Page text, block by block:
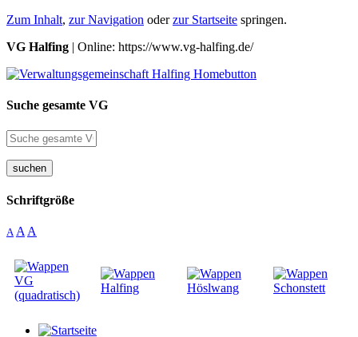
Zum Inhalt, zur Navigation oderzur Startseite springen.
VG Halfing | Online: https://www.vg-halfing.de/
Suche gesamte VG
suchen
Schriftgröße
A A A